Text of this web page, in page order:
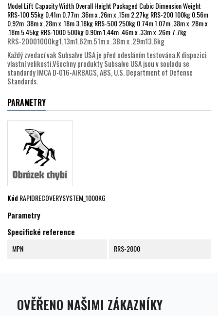
Model Lift Capacity Width Overall Height Packaged Cubic Dimension Weight
RRS-100 55kg 0.41m 0.77m .36m x .26m x .15m 2.27kg RRS-200 100kg 0.56m
0.92m .38m x .28m x .18m 3.18kg RRS-500 250kg 0.74m 1.07m .38m x .28m x
.18m 5.45kg RRS-1000 500kg 0.90m 1.44m .46m x .33m x .26m 7.7kg
RRS-20001000kg1.13m1.62m.51m x .38m x .29m13.6kg
Každý zvedací vak Subsalve USA je před odesláním testována.K dispozici
vlastní velikosti.Všechny produkty Subsalve USA jsou v souladu se
standardy IMCA D-016-AIRBAGS, ABS, U.S. Department of Defense
Standards.
PARAMETRY
KódRAPIDRECOVERYSYSTEM_1000KG
Parametry
Specifické reference
MPN RRS-2000
OVĚŘENO NAŠIMI ZÁKAZNÍKY